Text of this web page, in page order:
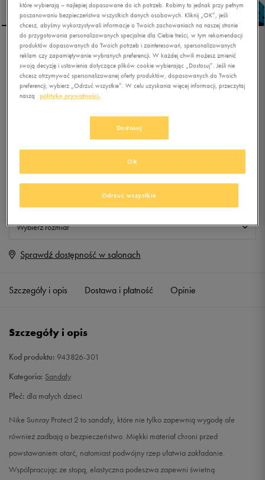
NIKE SUNRAY PROTECT 2
BP
0
KLUBIE 50 STYLE
Produkt niedostępny
Jeśli artykuł będzie ponownie dostępny, otrzymasz od nas powiadomienie.
Wybierz rozmiar
Rozmiary EU
32 20 cm
35 22 cm Powiadom o dostępności
Sprawdź dostępność w salonach
Szczegóły i opis Dostawa i płatność Opinie
Szczegóły i opis
Kod produktu: 943826-301
Kategoria: Sandały
Płeć: dla małych dzieci
Nike Sunray Protect 2 to sandały, które nie tylko zapewnią wygodę ale
również zadbają o bezpieczeństwo. Miękki materiał chroni przed
powstawaniem otarć, natomiast podwójny rzep ułatwia zakładanie.
Współpracując ze stopą, elastyczna podeszwa zapewni świetną
które wybierają – najlepiej dopasowane do ich potrzeb. Robimy to jednak przy pełnym
poszanowaniu bezpieczeństwa wszystkich danych osobowych. Kliknij „OK”, jeśli
chcesz, abyśmy wykorzystywali informacje o Twoich zachowaniach na naszej stronie
do przygotowania personalizowanych specjalnie dla Ciebie treści, w tym rekomendacji
produktów dopasowanych do Twoich potrzeb i zainteresowań, spersonalizowanych
reklam czy zapamiętywanie wybranych preferencji. W każdej chwili możesz zmienić
swoją decyzję i ustawienia dotyczące plików cookie wybierając „Dostosuj”. Jeśli nie
chcesz otrzymywać spersonalizowanej oferty produktów, dopasowanych do Twoich
preferencji, wybierz „Odrzuć wszystkie”. W celu uzyskania więcej informacji, przeczytaj
naszą
politykę prywatności.
Dostosuj
Odrzuć wszystkie
OK